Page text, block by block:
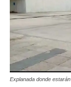
Explanada donde